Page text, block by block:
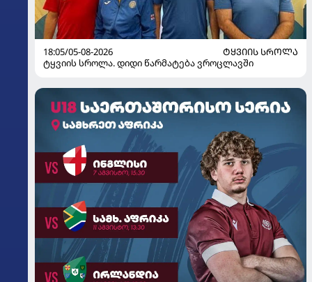
18:05/05-08-2026
ᲢᲧᲕᲘᲘᲡ ᲡᲠᲝᲚᲐ
ტყვიის სროლა. დიდი წარმატება ვროცლავში